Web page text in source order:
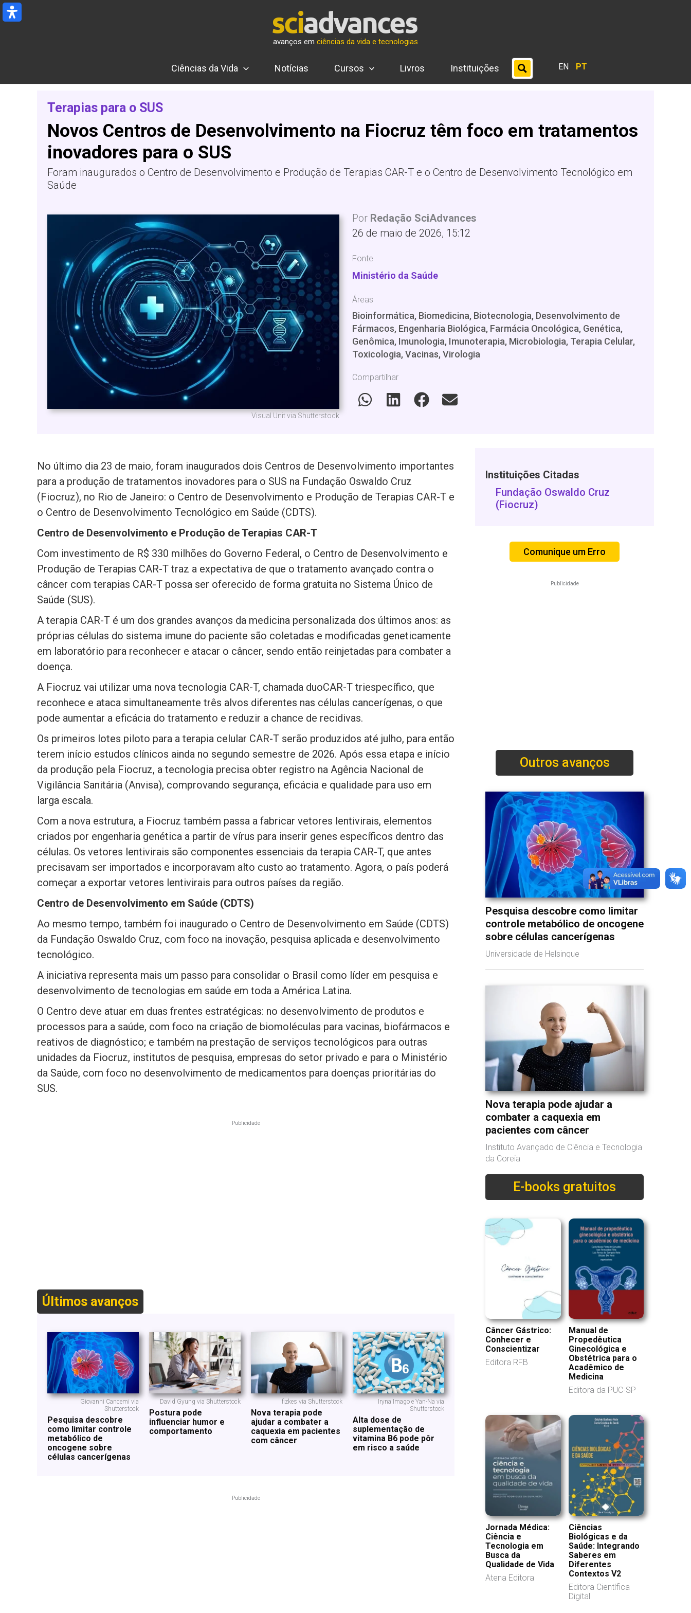
Ir
para
avanços em ciências da vida e tecnologias
Ciências da Vida Notícias Cursos Livros Instituições EN PT
Terapias para o SUS
Novos Centros de Desenvolvimento na Fiocruz têm foco em tratamentos
inovadores para o SUS
Foram inaugurados o Centro de Desenvolvimento e Produção de Terapias CAR-T e o Centro de Desenvolvimento Tecnológico em
Saúde
Visual Unit via Shutterstock
Por Redação SciAdvances
26 de maio de 2026, 15:12
Fonte
Ministério da Saúde
Áreas
Bioinformática, Biomedicina, Biotecnologia, Desenvolvimento de
Fármacos, Engenharia Biológica, Farmácia Oncológica, Genética,
Genômica, Imunologia, Imunoterapia, Microbiologia, Terapia Celular,
Toxicologia, Vacinas, Virologia
Compartilhar
No último dia 23 de maio, foram inaugurados dois Centros de Desenvolvimento importantes
para a produção de tratamentos inovadores para o SUS na Fundação Oswaldo Cruz
(Fiocruz), no Rio de Janeiro: o Centro de Desenvolvimento e Produção de Terapias CAR-T e
o Centro de Desenvolvimento Tecnológico em Saúde (CDTS).
Centro de Desenvolvimento e Produção de Terapias CAR-T
Com investimento de R$ 330 milhões do Governo Federal, o Centro de Desenvolvimento e
Produção de Terapias CAR-T traz a expectativa de que o tratamento avançado contra o
câncer com terapias CAR-T possa ser oferecido de forma gratuita no Sistema Único de
Saúde (SUS).
A terapia CAR-T é um dos grandes avanços da medicina personalizada dos últimos anos: as
próprias células do sistema imune do paciente são coletadas e modificadas geneticamente
em laboratório para reconhecer e atacar o câncer, sendo então reinjetadas para combater a
doença.
A Fiocruz vai utilizar uma nova tecnologia CAR-T, chamada duoCAR-T triespecífico, que
reconhece e ataca simultaneamente três alvos diferentes nas células cancerígenas, o que
pode aumentar a eficácia do tratamento e reduzir a chance de recidivas.
Os primeiros lotes piloto para a terapia celular CAR-T serão produzidos até julho, para então
terem início estudos clínicos ainda no segundo semestre de 2026. Após essa etapa e início
da produção pela Fiocruz, a tecnologia precisa obter registro na Agência Nacional de
Vigilância Sanitária (Anvisa), comprovando segurança, eficácia e qualidade para uso em
larga escala.
Com a nova estrutura, a Fiocruz também passa a fabricar vetores lentivirais, elementos
criados por engenharia genética a partir de vírus para inserir genes específicos dentro das
células. Os vetores lentivirais são componentes essenciais da terapia CAR-T, que antes
precisavam ser importados e incorporavam alto custo ao tratamento. Agora, o país poderá
começar a exportar vetores lentivirais para outros países da região.
Centro de Desenvolvimento em Saúde (CDTS)
Ao mesmo tempo, também foi inaugurado o Centro de Desenvolvimento em Saúde (CDTS)
da Fundação Oswaldo Cruz, com foco na inovação, pesquisa aplicada e desenvolvimento
tecnológico.
A iniciativa representa mais um passo para consolidar o Brasil como líder em pesquisa e
desenvolvimento de tecnologias em saúde em toda a América Latina.
O Centro deve atuar em duas frentes estratégicas: no desenvolvimento de produtos e
processos para a saúde, com foco na criação de biomoléculas para vacinas, biofármacos e
reativos de diagnóstico; e também na prestação de serviços tecnológicos para outras
unidades da Fiocruz, institutos de pesquisa, empresas do setor privado e para o Ministério
da Saúde, com foco no desenvolvimento de medicamentos para doenças prioritárias do
SUS.
Publicidade
Últimos avanços
Giovanni Cancemi via
Shutterstock
Pesquisa descobre
como limitar controle
metabólico de
oncogene sobre
células cancerígenas
David Gyung via Shutterstock
Postura pode
influenciar humor e
comportamento
fizkes via Shutterstock
Nova terapia pode
ajudar a combater a
caquexia em pacientes
com câncer
Iryna Imago e Yan-Na via
Shutterstock
Alta dose de
suplementação de
vitamina B6 pode pôr
em risco a saúde
Publicidade
Instituições Citadas
Fundação Oswaldo Cruz
(Fiocruz)
Comunique um Erro
Publicidade
Outros avanços
Pesquisa descobre como limitar
controle metabólico de oncogene
sobre células cancerígenas
Universidade de Helsinque
Nova terapia pode ajudar a
combater a caquexia em
pacientes com câncer
Instituto Avançado de Ciência e Tecnologia
da Coreia
E-books gratuitos
Câncer Gástrico:
Conhecer e
Conscientizar
Editora RFB
Manual de
Propedêutica
Ginecológica e
Obstétrica para o
Acadêmico de
Medicina
Editora da PUC-SP
Jornada Médica:
Ciência e
Tecnologia em
Busca da
Qualidade de Vida
Atena Editora
Ciências
Biológicas e da
Saúde: Integrando
Saberes em
Diferentes
Contextos V2
Editora Científica
Digital